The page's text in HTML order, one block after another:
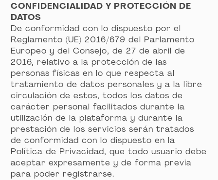
CONFIDENCIALIDAD Y PROTECCIÓN DE
DATOS
De conformidad con lo dispuesto por el
Reglamento (UE) 2016/679 del Parlamento
Europeo y del Consejo, de 27 de abril de
2016, relativo a la protección de las
personas físicas en lo que respecta al
tratamiento de datos personales y a la libre
circulación de estos, todos los datos de
carácter personal facilitados durante la
utilización de la plataforma y durante la
prestación de los servicios serán tratados
de conformidad con lo dispuesto en la
Política de Privacidad, que todo usuario debe
aceptar expresamente y de forma previa
para poder registrarse.